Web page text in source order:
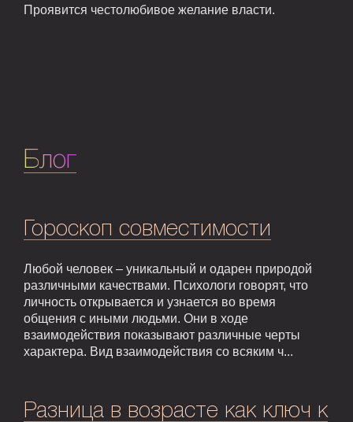
Проявится честолюбивое желание власти.
Блог
Гороскоп совместимости
Любой человек – уникальный и одарен природой
различными качествами. Психологи говорят, что
личность открывается и узнается во время
общения с иными людьми. Они в ходе
взаимодействия показывают различные черты
характера. Вид взаимодействия со всяким ч...
Разница в возрасте как ключ к